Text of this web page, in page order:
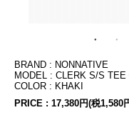
BRAND : NONNATIVE
MODEL : CLERK S/S
COLOR : KHAKI
PRICE : 17,380円(税1,580